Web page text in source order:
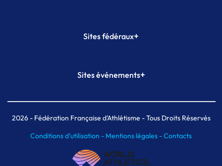
Sites fédéraux+
Plateforme Formation
Sites événements+
Meeting de Paris indoor
MAIF Ekiden de Paris
2026- Fédération Française d'Athlétisme - Tous Droits Réservés
Conditions d'utilisation - Mentions légales -Contacts